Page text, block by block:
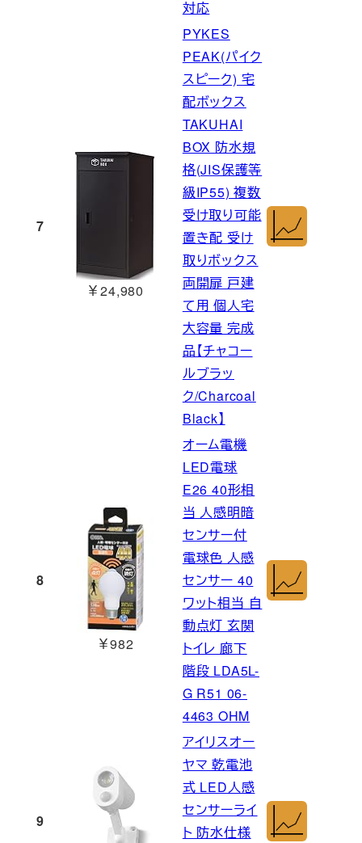
対応
7
￥24,980
PYKES
PEAK(パイク
スピーク) 宅
配ボックス
TAKUHAI
BOX 防水規
格(JIS保護等
級IP55) 複数
受け取り可能
置き配 受け
取りボックス
両開扉 戸建
て用 個人宅
大容量 完成
品【チャコー
ルブラッ
ク/Charcoal
Black】
8
￥982
オーム電機
LED電球
E26 40形相
当 人感明暗
センサー付
電球色 人感
センサー 40
ワット相当 自
動点灯 玄関
トイレ 廊下
階段 LDA5L-
G R51 06-
4463 OHM
9
アイリスオー
ヤマ 乾電池
式 LED人感
センサーライ
ト 防水仕様